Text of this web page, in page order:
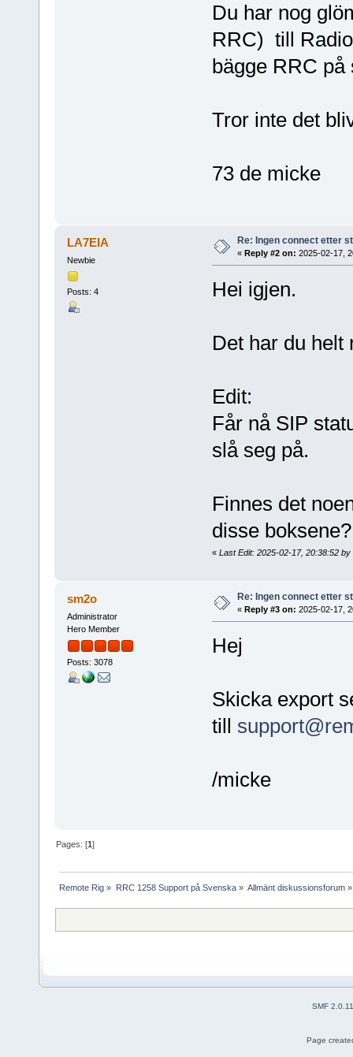
Du har nog
RRC) till
bägge RRC på
Tror inte det
73 de micke
LA7EIA
Newbie
Posts: 4
Re: Ingen connect etter
« Reply #2 on: 2025-02-17,
Hei igjen.
Det har du helt
Edit:
Får nå SIP
slå seg på.
Finnes det
disse boksene?
« Last Edit: 2025-02-17, 20:38:52 by
sm2o
Administrator
Hero Member
Posts: 3078
Re: Ingen connect etter
« Reply #3 on: 2025-02-17,
Hej
Skicka export
till
/micke
Pages: [1]
Remote Rig » RRC 1258 Support på Svenska» Allmänt diskussionsforum»
SMF 2.0.11
Page